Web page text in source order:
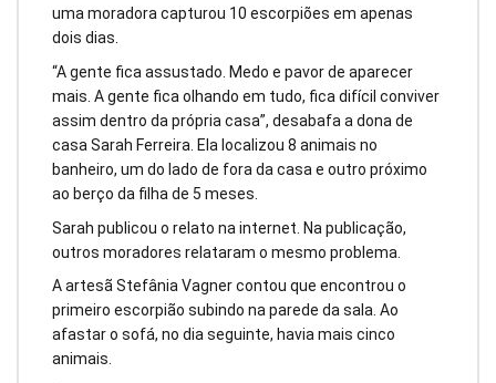
uma moradora capturou 10 escorpiões em apenas
dois dias.
“A gente fica assustado. Medo e pavor de aparecer
mais. A gente fica olhando em tudo, fica difícil conviver
assim dentro da própria casa”, desabafa a dona de
casa Sarah Ferreira. Ela localizou 8 animais no
banheiro, um do lado de fora da casa e outro próximo
ao berço da filha de 5 meses.
Sarah publicou o relato na internet. Na publicação,
outros moradores relataram o mesmo problema.
A artesã Stefânia Vagner contou que encontrou o
primeiro escorpião subindo na parede da sala. Ao
afastar o sofá, no dia seguinte, havia mais cinco
animais.